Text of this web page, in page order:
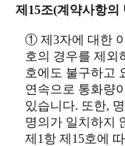
제15조(계약사항의
① 제3자에 대한
호의 경우를 제외
호에도 불구하고
연속으로 통화량
있습니다. 또한,
명의가 일치하지
제1항 제15호에